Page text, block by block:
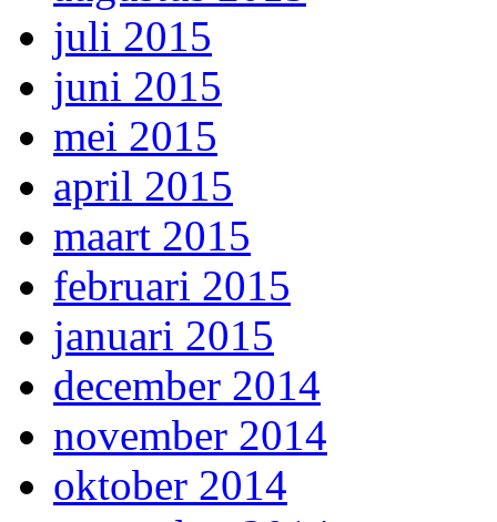
juli 2015
juni 2015
mei 2015
april 2015
maart 2015
februari 2015
januari 2015
december 2014
november 2014
oktober 2014